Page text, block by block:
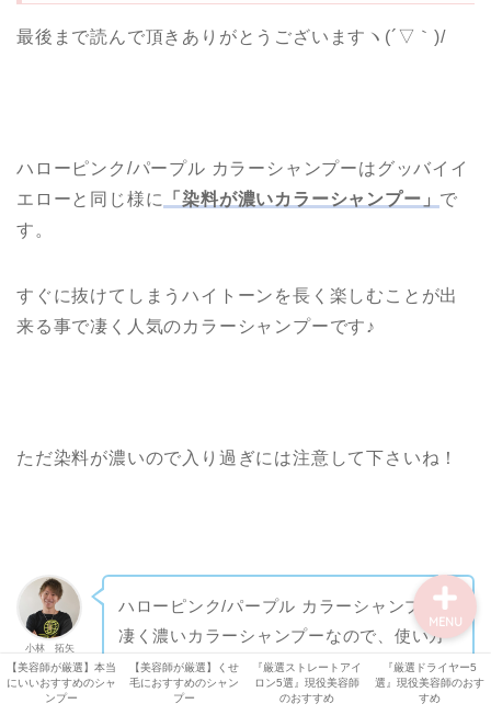
最後まで読んで頂きありがとうございますヽ(´▽｀)/
ハローピンク/パープル カラーシャンプーはグッバイイ
エローと同じ様に
「染料が濃いカラーシャンプー」 で
す。
すぐに抜けてしまうハイトーンを長く楽しむことが出
来る事で凄く人気のカラーシャンプーです♪
ただ染料が濃いので入り過ぎには注意して下さいね！
小林 拓矢
ハローピンク/パープル カラーシャンプーは
凄く濃いカラーシャンプーなので、使い方
に気をつけてうまく活用しましょう♪
【美容師が厳選】本当
にいいおすすめのシャ
ンプー
【美容師が厳選】くせ
毛におすすめのシャン
プー
『厳選ストレートアイ
ロン5選』現役美容師
のおすすめ
『厳選ドライヤー5
選』現役美容師のおす
すめ
MENU
ホーム
ミノ記事】